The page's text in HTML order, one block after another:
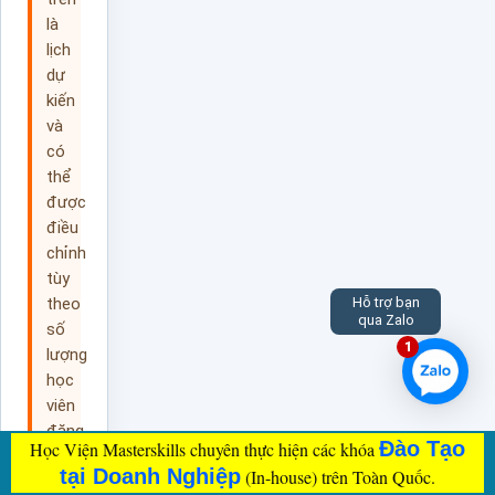
là
lịch
dự
kiến
và
có
thể
được
điều
chỉnh
tùy
theo
số
lượng
học
viên
đăng
ký,
điều
1
Hỗ trợ bạn
qua Zalo
Học Viện Masterskills chuyên thực hiện các khóa Đào Tạo
tại Doanh Nghiệp(In-house) trên Toàn Quốc.